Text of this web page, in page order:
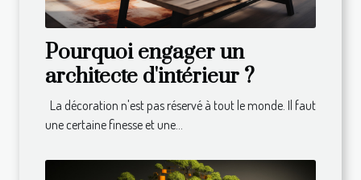
Pourquoi engager un
architecte d'intérieur ?
La décoration n'est pas réservé à tout le monde. Il faut
une certaine finesse et une...